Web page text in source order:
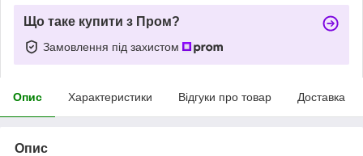
Що таке купити з Пром?
Замовлення під захистом
Опис Характеристики Відгуки про товар Доставка
Опис